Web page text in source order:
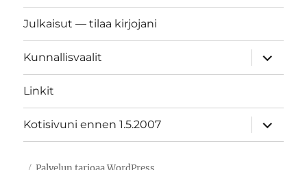
Julkaisut — tilaa kirjojani
Kunnallisvaalit
näytä
Linkit
Kotisivuni ennen 1.5.2007
näytä